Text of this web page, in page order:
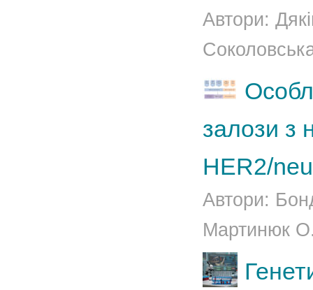
Автори:
залози з
HER2/neu
Автори:
Мартинюк